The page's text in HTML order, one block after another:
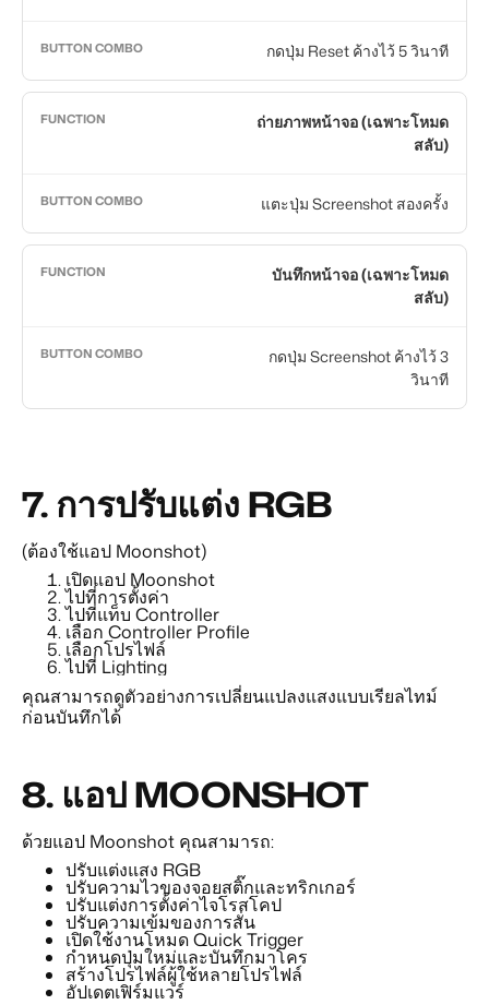
กดปุ่ม Reset ค้างไว้ 5 วินาที
ถ่ายภาพหน้าจอ (เฉพาะโหมด
สลับ)
แตะปุ่ม Screenshot สองครั้ง
บันทึกหน้าจอ (เฉพาะโหมด
สลับ)
กดปุ่ม Screenshot ค้างไว้ 3
วินาที
7.การปรับแต่ง RGB
(ต้องใช้แอป Moonshot)
เปิดแอป Moonshot
ไปที่การตั้งค่า
ไปที่แท็บ Controller
เลือก Controller Profile
เลือกโปรไฟล์
ไปที่ Lighting
คุณสามารถดูตัวอย่างการเปลี่ยนแปลงแสงแบบเรียลไทม์
ก่อนบันทึกได้
8. แอป MOONSHOT
ด้วยแอป Moonshot คุณสามารถ:
ปรับแต่งแสง RGB
ปรับความไวของจอยสติ๊กและทริกเกอร์
ปรับแต่งการตั้งค่าไจโรสโคป
ปรับความเข้มของการสั่น
เปิดใช้งานโหมด Quick Trigger
กำหนดปุ่มใหม่และบันทึกมาโคร
สร้างโปรไฟล์ผู้ใช้หลายโปรไฟล์
อัปเดตเฟิร์มแวร์